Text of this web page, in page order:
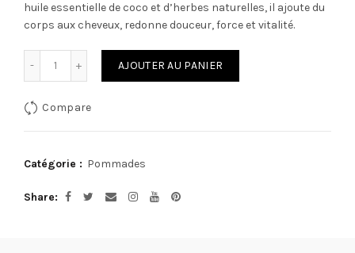
huile essentielle de coco et d’herbes naturelles, il ajoute du
corps aux cheveux, redonne douceur, force et vitalité.
AJOUTER AU PANIER
Compare
Catégorie : Pommades
Share